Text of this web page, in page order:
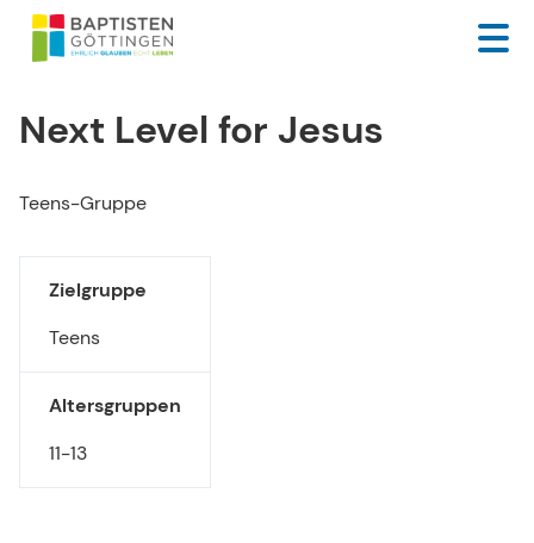
Next Level for Jesus
Teens-Gruppe
Zielgruppe
Teens
Altersgruppen
11-13